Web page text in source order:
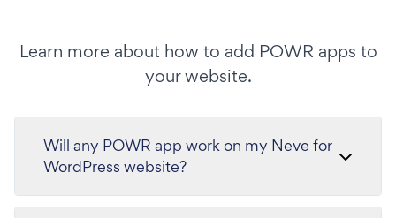
Learn more about how to add POWR apps to
your website.
Will any POWR app work on my Neve for
WordPress website?